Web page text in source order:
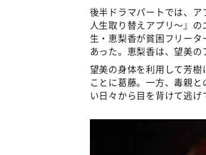
後半ドラマパートでは、
人生取り替えアプリ～』
生・恵梨香が貧困フリー
あった。恵梨香は、望美の
望美の身体を利用して芳
ことに葛藤。一方、毒親
い日々から目を背けて逃げ